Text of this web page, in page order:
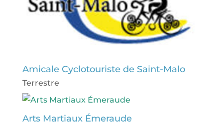
Amicale Cyclotouriste de Saint-Malo
Terrestre
Arts Martiaux Émeraude